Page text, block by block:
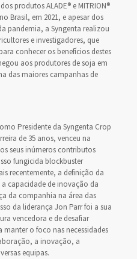
produtos ALADE® e MITRION®
Brasil, em 2021, e apesar dos
pandemia, a Syngenta realizou
e investigadores, que
conhecer os benefícios destes
aos produtores de soja em
das maiores campanhas de
Presidente da Syngenta Crop
de 35 anos, venceu na
seus inúmeros contributos
fungicida blockbuster
recentemente, a definição da
capacidade de inovação da
da companhia na área das
da liderança Jon Parr foi a sua
vencedora e de desafiar
o foco nas necessidades
a inovação, a
equipas.